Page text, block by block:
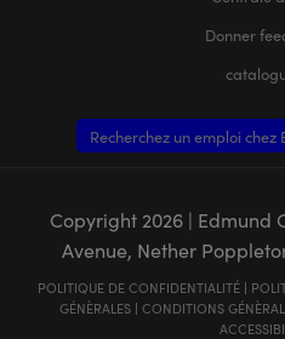
Donner
Recherchez un emploi
Copyright 2026| Edmund
Avenue, Nether
POLITIQUE DE CONFIDENTIALITÉ|
GÉNÈRALES| CONDITIONS